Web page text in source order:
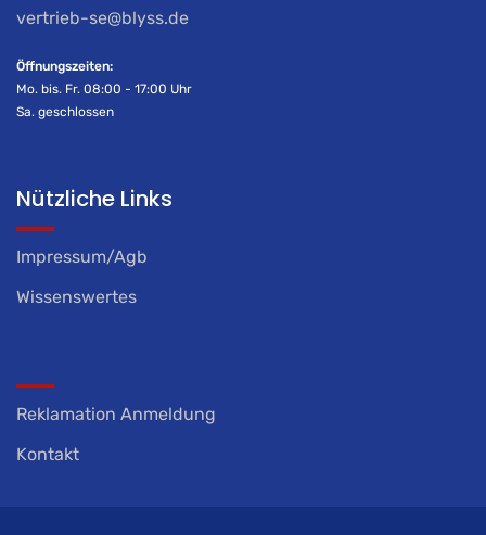
vertrieb-se@blyss.de
Öffnungszeiten:
Mo. bis. Fr. 08:00 - 17:00 Uhr
Sa. geschlossen
Nützliche Links
Impressum/Agb
Wissenswertes
Reklamation Anmeldung
Kontakt